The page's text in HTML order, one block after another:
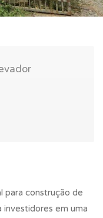
para construção de
em uma